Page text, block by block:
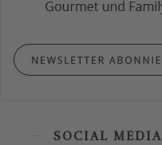
SOCIAL MEDIA